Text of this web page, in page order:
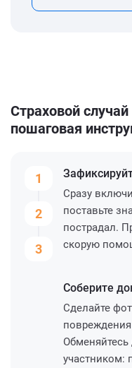
Страховой
пошаговая
1
2
3
Сразу
поставьте
пострадал.
скорую
Соберите
Сделайте
участником: